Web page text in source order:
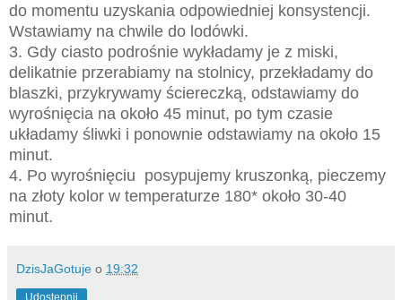
do momentu uzyskania odpowiedniej konsystencji.
Wstawiamy na chwile do lodówki.
3. Gdy ciasto podrośnie wykładamy je z miski,
delikatnie przerabiamy na stolnicy, przekładamy do
blaszki, przykrywamy ściereczką, odstawiamy do
wyrośnięcia na około 45 minut, po tym czasie
układamy śliwki i ponownie odstawiamy na około 15
minut.
4. Po wyrośnięciu posypujemy kruszonką, pieczemy
na złoty kolor w temperaturze 180* około 30-40
minut.
DzisJaGotuje o 19:32
Udostępnij